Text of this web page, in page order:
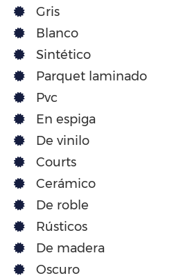
Gris
Blanco
Sintético
Parquet laminado
Pvc
En espiga
De vinilo
Courts
Cerámico
De roble
Rústicos
De madera
Oscuro